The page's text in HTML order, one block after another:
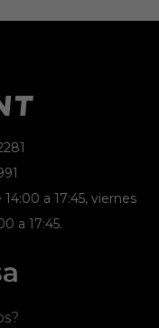
a 17:45, viernes
a 17:45.